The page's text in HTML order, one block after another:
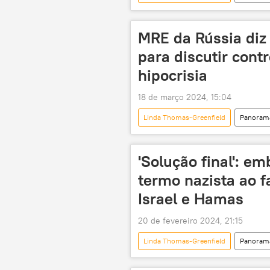
Xi Jinping
Coreia do Norte
MRE da Rússia
para discutir
hipocrisia
18 de março 2024, 15:04
Linda Thomas-Greenfield
Washington
Federação da
'Solução final':
termo nazista ao
Israel e Hamas
20 de fevereiro 2024, 21:15
Linda Thomas-Greenfield
Mundo
Américas